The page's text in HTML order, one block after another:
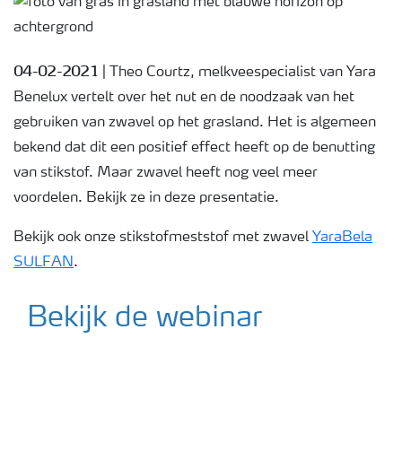
Meststoffen
Toolbox
Grow the future
Meststoffen veiligheid
Podcasts
Webinars
04-02-2021 | Theo Courtz, melkveespecialist van Yara
Benelux vertelt over het nut en de noodzaak van het
gebruiken van zwavel op het grasland. Het is algemeen
bekend dat dit een positief effect heeft op de benutting
van stikstof. Maar zwavel heeft nog veel meer
voordelen. Bekijk ze in deze presentatie.
Bekijk ook onze stikstofmeststof met zwavel YaraBela
SULFAN.
Bekijk de webinar